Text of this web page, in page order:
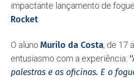
impactante lançamento de
Rocket
O alunoMurilo da Costa, de 17
entusiasmo com a experiência:
palestras e as oficinas. E o